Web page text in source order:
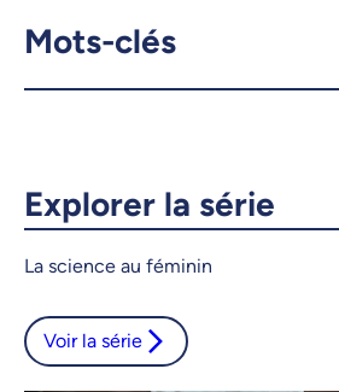
Mots-clés
Explorer la série
La science au féminin
Voir la série